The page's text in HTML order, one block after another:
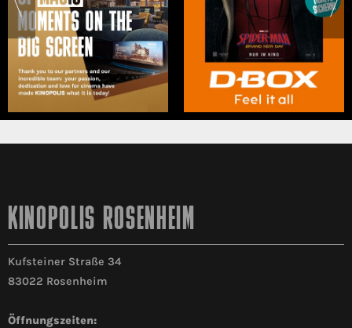
KINOPOLIS ROSENHEIM
Kufsteiner Straße 34
83022 Rosenheim
Öffnungszeiten: